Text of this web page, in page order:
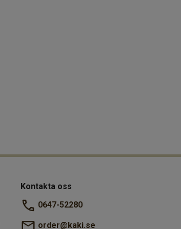
Kontakta oss
0647-52280
order@kaki.se